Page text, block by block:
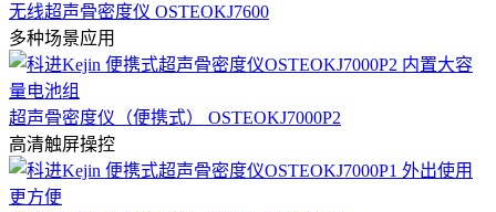
无线超声骨密度仪 OSTEOKJ7600
多种场景应用
超声骨密度仪（便携式） OSTEOKJ7000P2
高清触屏操控